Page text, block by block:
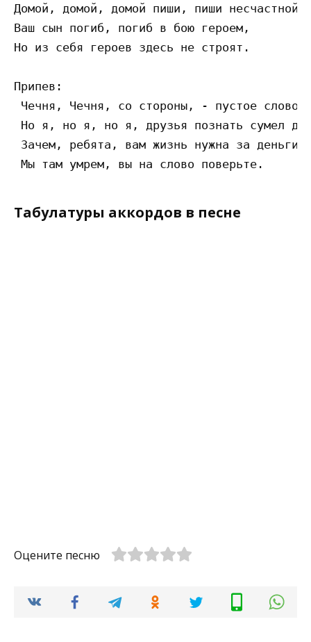
Домой, домой, домой пиши, пиши несчастной
Ваш сын погиб, погиб в бою героем,
Но из себя героев здесь не строят.
Припев:
Чечня, Чечня, со стороны, - пустое
Но я, но я, но я, друзья познать сумел
Зачем, ребята, вам жизнь нужна за
Табулатуры аккордов в песне
Оцените песню